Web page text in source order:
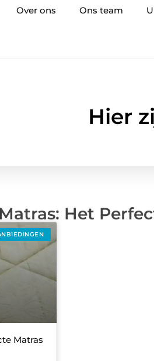
Over ons Ons team
Hier
Het
Matras